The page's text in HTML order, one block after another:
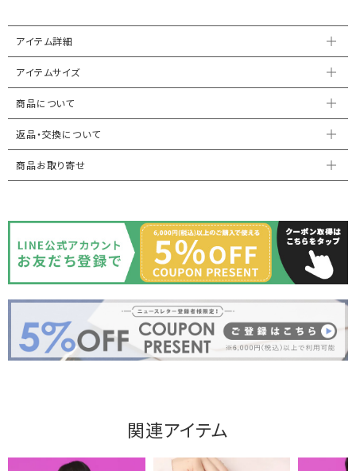
アイテム詳細
アイテムサイズ
商品について
返品・交換について
商品お取り寄せ
関連アイテム